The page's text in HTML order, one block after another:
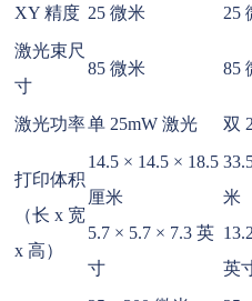
XY 精度 25 微米 25
激光束尺
寸
85 微米 85
激光功率单 25mW 激光 双
打印体积
（长 x 宽
x 高）
14.5 × 14.5 × 18.5
厘米
5.7 × 5.7 × 7.3 英
寸
米
英